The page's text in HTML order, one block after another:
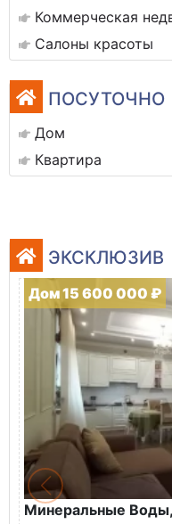
Коммерческая
Салоны красоты
ПОСУТОЧНО
Дом
Квартира
ЭКСКЛЮЗИВ
Дом 15 600 000 ₽
Минеральные Воды,